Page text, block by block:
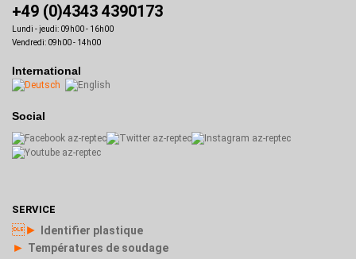
+49 (0)4343 4390173
Lundi - jeudi: 09h00 - 16h00
Vendredi: 09h00 - 14h00
International
Social
SERVICE
► Identifier plastique
► Températures de soudage